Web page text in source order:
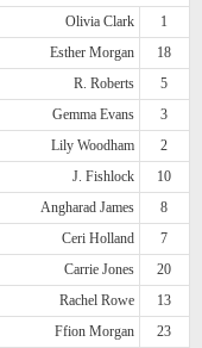
Olivia Clark
1
Esther Morgan
18
R. Roberts
5
Gemma Evans
3
Lily Woodham
2
J. Fishlock
10
Angharad James
8
Ceri Holland
7
Carrie Jones
20
Rachel Rowe
13
Ffion Morgan 23